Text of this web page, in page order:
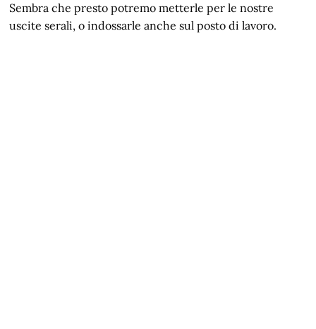
Sembra che presto potremo metterle per le nostre
uscite serali, o indossarle anche sul posto di lavoro.